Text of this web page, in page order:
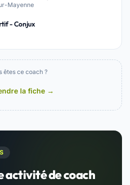
Mayenne
- Conjux
êtes ce coach ?
la fiche →
activité de coach